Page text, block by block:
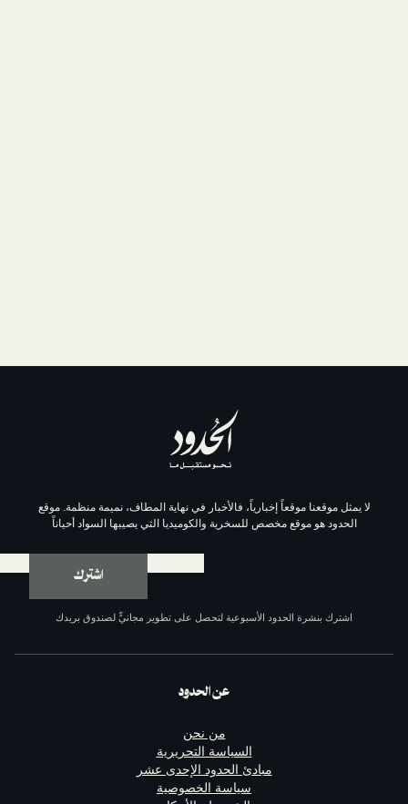
موقعاً إخبارياً، فالأخبار في نهاية المطاف، نميمة منظمة. موقع
مخصص للسخرية والكوميديا التي يصيبها السواد أحياناً
اشترك
الحدود الأسبوعية لتحصل على تطوير مجانيٍّ لصندوق بريدك
مبادئ الحدود الإحدى عشر